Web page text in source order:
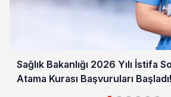
Sağlık Bakanlığı 2026 Yılı İstifa
Atama Kurası Başvuruları